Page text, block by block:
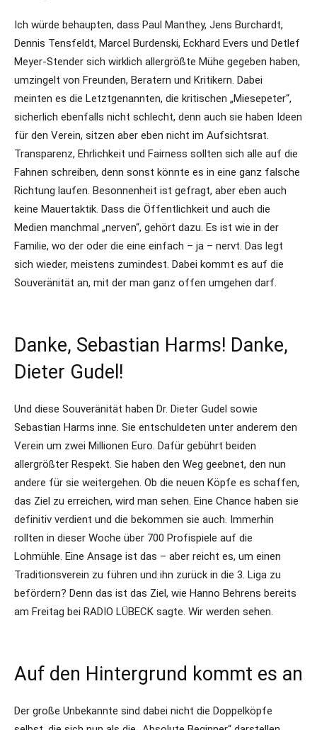
Ich würde behaupten, dass Paul Manthey, Jens Burchardt,
Dennis Tensfeldt, Marcel Burdenski, Eckhard Evers und Detlef
Meyer-Stender sich wirklich allergrößte Mühe gegeben haben,
umzingelt von Freunden, Beratern und Kritikern. Dabei
meinten es die Letztgenannten, die kritischen „Miesepeter“,
sicherlich ebenfalls nicht schlecht, denn auch sie haben Ideen
für den Verein, sitzen aber eben nicht im Aufsichtsrat.
Transparenz, Ehrlichkeit und Fairness sollten sich alle auf die
Fahnen schreiben, denn sonst könnte es in eine ganz falsche
Richtung laufen. Besonnenheit ist gefragt, aber eben auch
keine Mauertaktik. Dass die Öffentlichkeit und auch die
Medien manchmal „nerven“, gehört dazu. Es ist wie in der
Familie, wo der oder die eine einfach – ja – nervt. Das legt
sich wieder, meistens zumindest. Dabei kommt es auf die
Souveränität an, mit der man ganz offen umgehen darf.
Danke, Sebastian Harms! Danke,
Dieter Gudel!
Und diese Souveränität haben Dr. Dieter Gudel sowie
Sebastian Harms inne. Sie entschuldeten unter anderem den
Verein um zwei Millionen Euro. Dafür gebührt beiden
allergrößter Respekt. Sie haben den Weg geebnet, den nun
andere für sie weitergehen. Ob die neuen Köpfe es schaffen,
das Ziel zu erreichen, wird man sehen. Eine Chance haben sie
definitiv verdient und die bekommen sie auch. Immerhin
rollten in dieser Woche über 700 Profispiele auf die
Lohmühle. Eine Ansage ist das – aber reicht es, um einen
Traditionsverein zu führen und ihn zurück in die 3. Liga zu
befördern? Denn das ist das Ziel, wie Hanno Behrens bereits
am Freitag bei RADIO LÜBECK sagte. Wir werden sehen.
Auf den Hintergrund kommt es an
Der große Unbekannte sind dabei nicht die Doppelköpfe